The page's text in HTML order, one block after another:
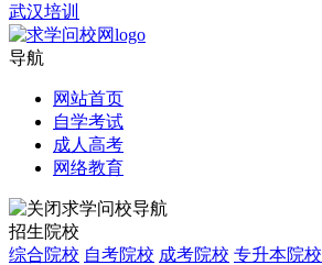
武汉培训
导航
网站首页
自学考试
成人高考
网络教育
求学问校导航
招生院校
综合院校 自考院校 成考院校 专升本院校